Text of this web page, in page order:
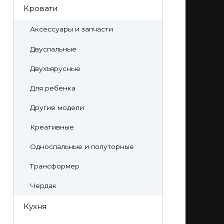
Кровати
Аксессуары и запчасти
Двуспальные
Двухъярусные
Для ребенка
Другие модели
Креативные
Односпальные и полуторные
Трансформер
Чердак
Кухня